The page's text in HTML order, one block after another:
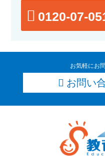
0120-07-
お気軽にお
お問い